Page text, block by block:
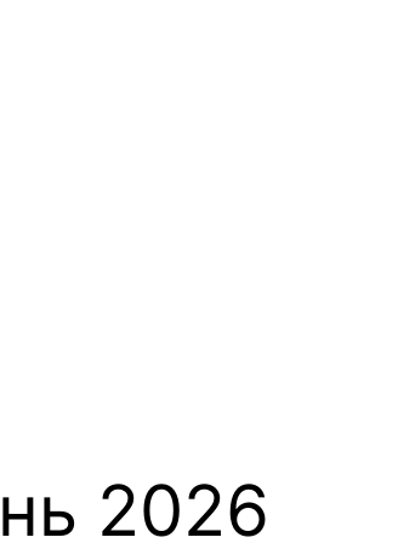
2026